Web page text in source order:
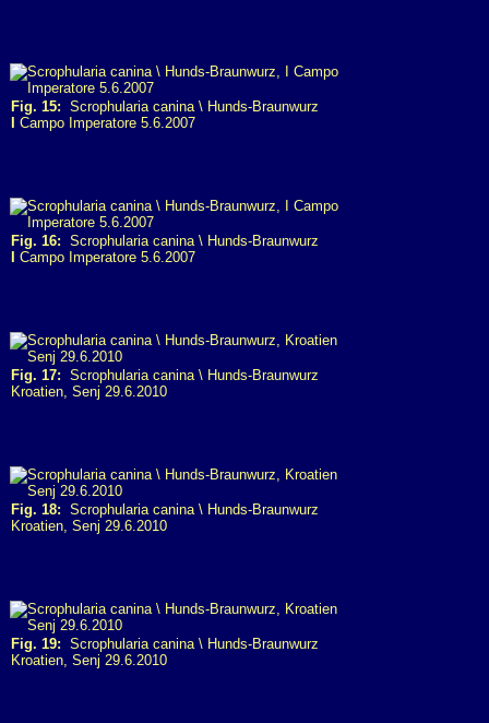
Fig. 15: Scrophularia canina \ Hunds-Braunwurz
Campo Imperatore 5.6.2007
Fig. 16: Scrophularia canina \ Hunds-Braunwurz
Campo Imperatore 5.6.2007
Fig. 17: Scrophularia canina \ Hunds-Braunwurz
Kroatien, Senj 29.6.2010
Fig. 18: Scrophularia canina \ Hunds-Braunwurz
Kroatien, Senj 29.6.2010
Fig. 19: Scrophularia canina \ Hunds-Braunwurz
Kroatien, Senj 29.6.2010